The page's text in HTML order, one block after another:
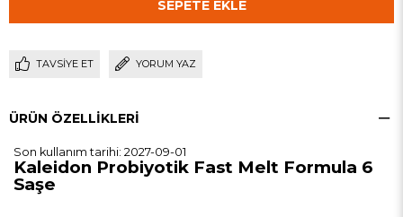
TAVSIYE ET YORUM YAZ
ÜRÜN ÖZELLIKLERI
Son kullanım tarihi: 2027-09-01
Kaleidon Probiyotik Fast Melt Formula 6
Saşe